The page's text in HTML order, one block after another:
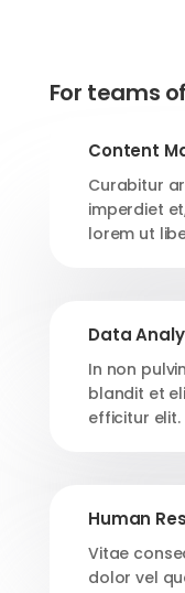
For teams
Content
Curabitur
imperdiet
lorem ut
Data
In non
blandit et
efficitur
Human
Vitae
dolor vel